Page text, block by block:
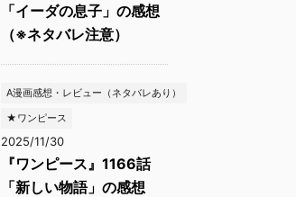
「イーダの息子」の感想
（※ネタバレ注意）
A漫画感想・レビュー（ネタバレあり）
★ワンピース
2025/11/30
『ワンピース』1166話
「新しい物語」の感想